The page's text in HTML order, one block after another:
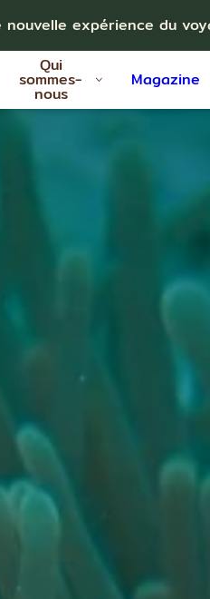
expérience du
Qui
sommes-
nous
Magazine